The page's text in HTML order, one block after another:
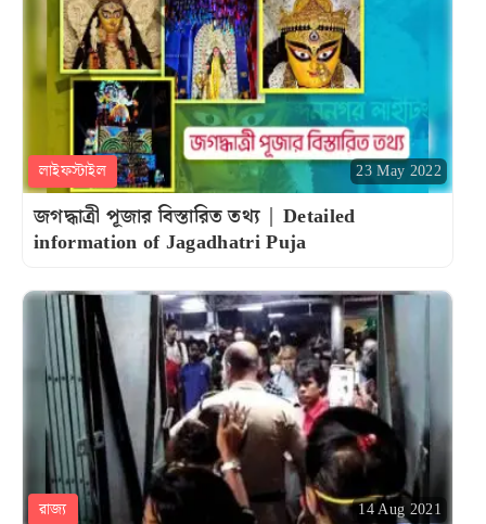
লাইফস্টাইল 23 May 2022
জগদ্ধাত্রী পূজার বিস্তারিত তথ্য | Detailed
information of Jagadhatri Puja
রাজ্য 14 Aug 2021